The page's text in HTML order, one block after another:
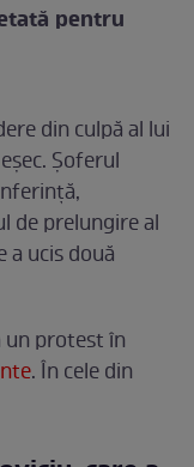
pentru
din culpă al lui
Șoferul
de prelungire al
a ucis două
un protest în
. În cele din